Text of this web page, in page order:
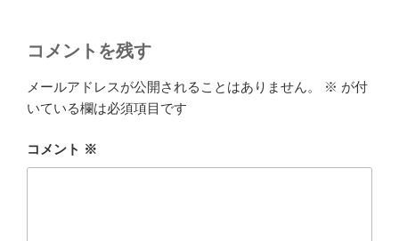
コメントを残す
メールアドレスが公開されることはありません。 ※ が付
いている欄は必須項目です
コメント ※